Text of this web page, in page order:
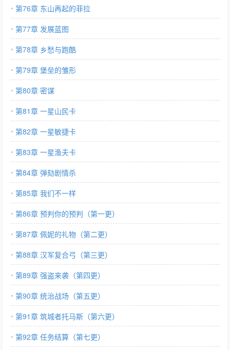
第76章 东山再起的菲拉
第77章 发展蓝图
第78章 乡愁与跑酷
第79章 堡垒的雏形
第80章 密谋
第81章 一星山民卡
第82章 一星敏捷卡
第83章 一星渔夫卡
第84章 弹劾剧情杀
第85章 我们不一样
第86章 预判你的预判（第一更）
第87章 佩妮的礼物（第二更）
第88章 汉军复合弓（第三更）
第89章 强盗来袭（第四更）
第90章 统治战场（第五更）
第91章 筑城者托马斯（第六更）
第92章 任务结算（第七更）